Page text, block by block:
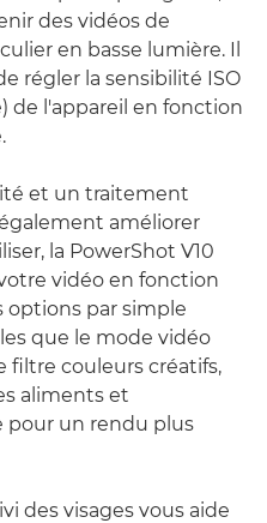
des vidéos de
en basse lumière. Il
régler la sensibilité ISO
de l'appareil en fonction
et un traitement
améliorer
la PowerShot V10
vidéo en fonction
options par simple
que le mode vidéo
filtre couleurs créatifs,
aliments et
pour un rendu plus
des visages vous aide